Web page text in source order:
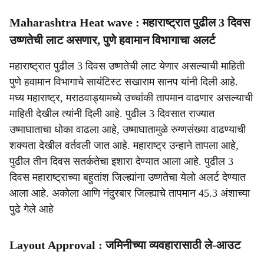
Maharashtra Heat wave : महाराष्ट्रात पुढील 3 दिवस
उष्णतेची लाट असणार, पुणे हवामान विभागाचा अलर्ट
महाराष्ट्रात पुढील 3 दिवस उष्णतेची लाट येणार असल्याची माहिती
पुणे हवामान विभागाचे सायंटिस्ट सखाराम सानप यांनी दिली आहे.
मध्य महाराष्ट्र, मराठवाड्यामध्ये उच्चांकी तापमान वाढणार असल्याची
माहिती देखील त्यांनी दिली आहे. पुढील 3 दिवसात राज्यात
उष्माघाताचा धोका वाढला आहे, उष्माघातामुळे रुग्णसंख्या वाढण्याची
शक्यता देखील वर्तवली जात आहे. महाराष्ट्र उन्हाने तापला आहे,
पुढील तीन दिवस सतर्कतेचा इशारा देण्यात आला आहे. पुढील 3
दिवस महाराष्ट्राच्या बहुतांश जिल्ह्यांना उष्णतेचा येलो अलर्ट देण्यात
आला आहे. अकोला आणि नंदुरबार जिल्ह्याचे तापमान 45.3 अंशाच्या
पुढे गेले आहे
Layout Approval : जमिनीच्या व्यवहारासाठी ले-आउट